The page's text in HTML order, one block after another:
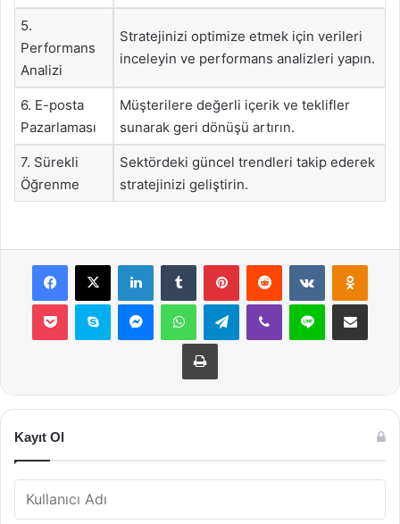
5.
Performans
Analizi
Stratejinizi optimize etmek için verileri
inceleyin ve performans analizleri yapın.
6. E-posta
Pazarlaması
Müşterilere değerli içerik ve teklifler
sunarak geri dönüşü artırın.
7. Sürekli
Öğrenme
Sektördeki güncel trendleri takip ederek
stratejinizi geliştirin.
Facebook
X LinkedInTumblr PinterestReddit VKontakte
Pocket Skype MessengerWhatsAppTelegramViber Line E-Posta ile
Yazdır
Kayıt Ol